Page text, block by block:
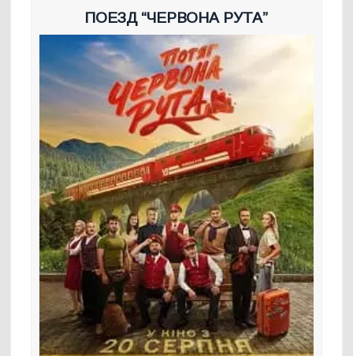
ПОЕЗД “ЧЕРВОНА РУТА”